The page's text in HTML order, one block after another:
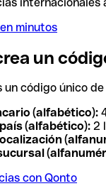
minutos
un
un código único
(alfabético):
(alfabético): 2
con Qonto